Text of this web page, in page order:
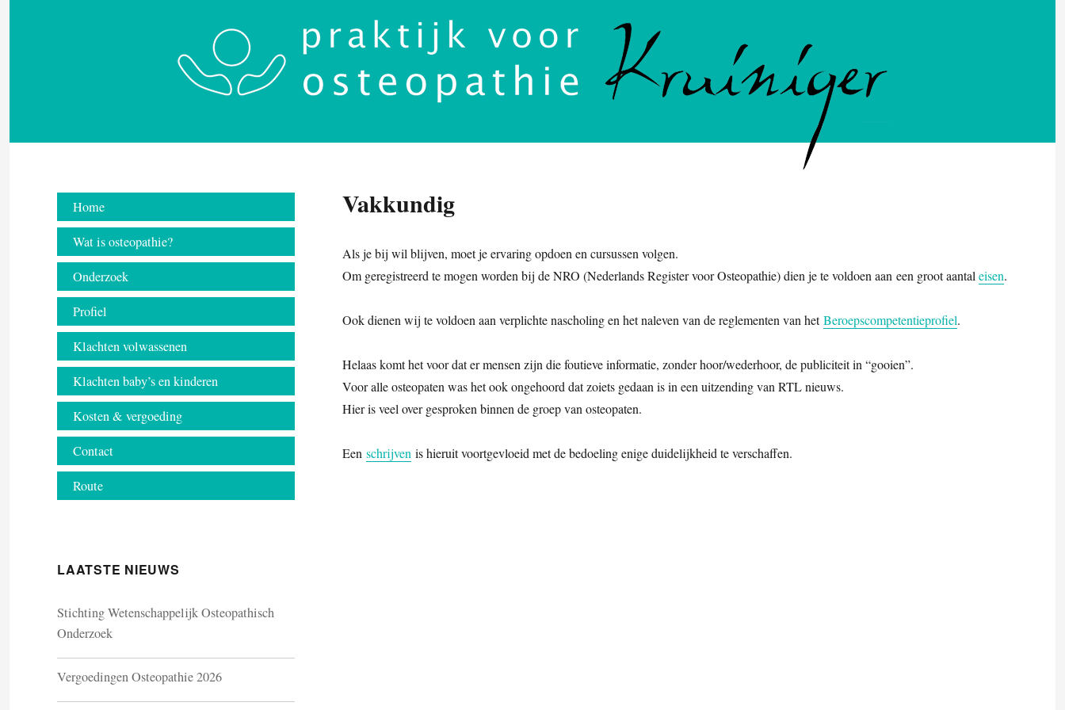
Vakkundig
Als je bij wil blijven, moet je ervaring opdoen en cursussen volgen.
Om geregistreerd te mogen worden bij de NRO (Nederlands Register voor Osteopathie) dien je te voldoen aan een groot aantal eisen.
Ook dienen wij te voldoen aan verplichte nascholing en het naleven van de reglementen van hetBeroepscompetentieprofiel.
Helaas komt het voor dat er mensen zijn die foutieve informatie, zonder hoor/wederhoor, de publiciteit in “gooien”.
Voor alle osteopaten was het ook ongehoord dat zoiets gedaan is in een uitzending van RTL nieuws.
Hier is veel over gesproken binnen de groep van osteopaten.
Een schrijven is hieruit voortgevloeid met de bedoeling enige duidelijkheid te verschaffen.
Home
Wat is osteopathie?
Onderzoek
Profiel
Klachten volwassenen
Klachten baby’s en kinderen
Kosten & vergoeding
Contact
Route
LAATSTE NIEUWS
Stichting Wetenschappelijk Osteopathisch
Onderzoek
Vergoedingen Osteopathie 2026